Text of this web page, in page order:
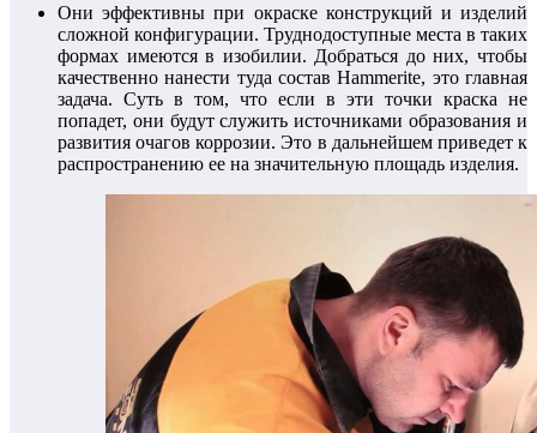
Они эффективны при окраске конструкций и изделий
сложной конфигурации. Труднодоступные места в таких
формах имеются в изобилии. Добраться до них, чтобы
качественно нанести туда состав Hammerite, это главная
задача. Суть в том, что если в эти точки краска не
попадет, они будут служить источниками образования и
развития очагов коррозии. Это в дальнейшем приведет к
распространению ее на значительную площадь изделия.